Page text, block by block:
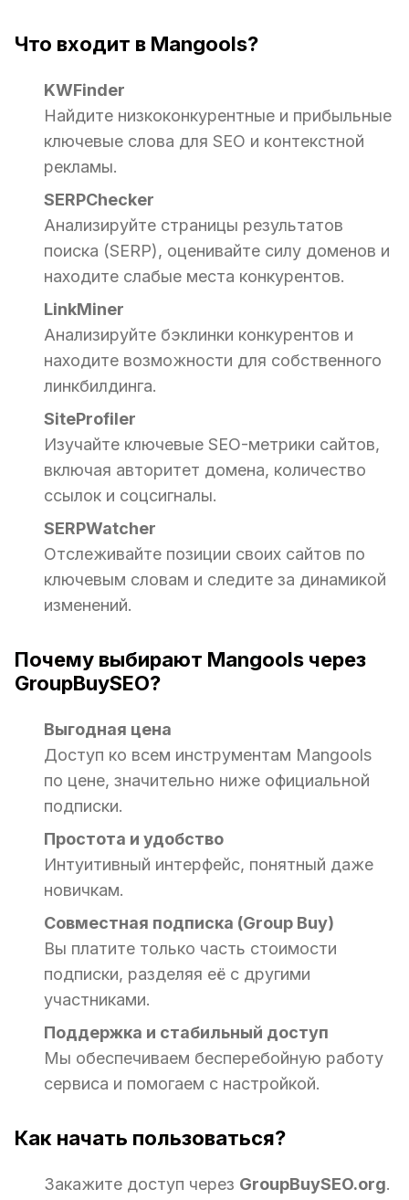
Что входит в Mangools?
KWFinder
Найдите низкоконкурентные и прибыльные
ключевые слова для SEO и контекстной
рекламы.
SERPChecker
Анализируйте страницы результатов
поиска (SERP), оценивайте силу доменов и
находите слабые места конкурентов.
LinkMiner
Анализируйте бэклинки конкурентов и
находите возможности для собственного
линкбилдинга.
SiteProfiler
Изучайте ключевые SEO-метрики сайтов,
включая авторитет домена, количество
ссылок и соцсигналы.
SERPWatcher
Отслеживайте позиции своих сайтов по
ключевым словам и следите за динамикой
изменений.
Почему выбирают Mangools через
GroupBuySEO?
Выгодная цена
Доступ ко всем инструментам Mangools
по цене, значительно ниже официальной
подписки.
Простота и удобство
Интуитивный интерфейс, понятный даже
новичкам.
Совместная подписка (Group Buy)
Вы платите только часть стоимости
подписки, разделяя её с другими
участниками.
Поддержка и стабильный доступ
Мы обеспечиваем бесперебойную работу
сервиса и помогаем с настройкой.
Как начать пользоваться?
Закажите доступ через GroupBuySEO.org.